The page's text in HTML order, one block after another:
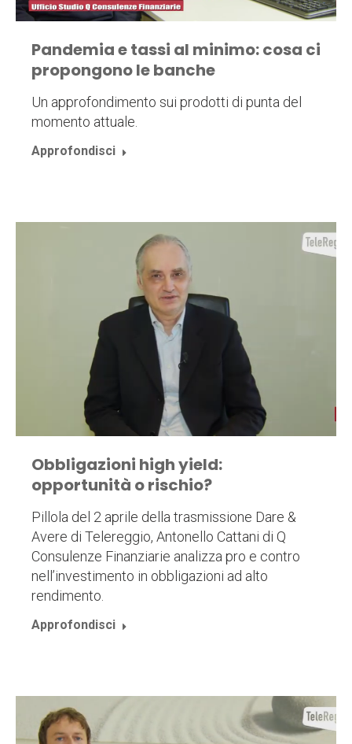
Pandemia e tassi al minimo: cosa ci
propongono le banche
Un approfondimento sui prodotti di punta del
momento attuale.
Approfondisci
Obbligazioni high yield:
opportunità o rischio?
Pillola del 2 aprile della trasmissione Dare &
Avere di Telereggio, Antonello Cattani di Q
Consulenze Finanziarie analizza pro e contro
nell’investimento in obbligazioni ad alto
rendimento.
Approfondisci